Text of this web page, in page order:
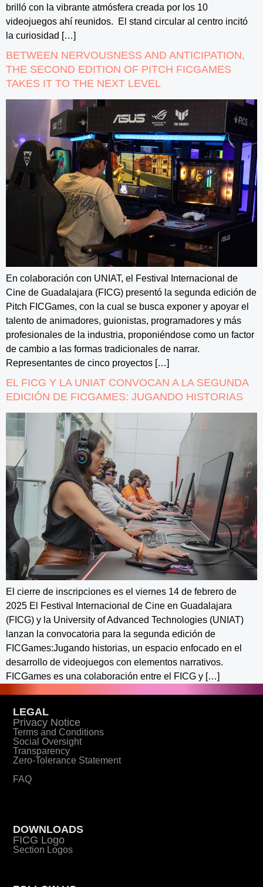
brilló con la vibrante atmósfera creada por los 10
videojuegos ahí reunidos. El stand circular al centro incitó
la curiosidad […]
BETWEEN NERVOUSNESS AND ANTICIPATION,
THE SECOND EDITION OF PITCH FICGAMES
TAKES IT TO THE NEXT LEVEL
En colaboración con UNIAT, el Festival Internacional de
Cine de Guadalajara (FICG) presentó la segunda edición de
Pitch FICGames, con la cual se busca exponer y apoyar el
talento de animadores, guionistas, programadores y más
profesionales de la industria, proponiéndose como un factor
de cambio a las formas tradicionales de narrar.
Representantes de cinco proyectos […]
EL FICG Y LA UNIAT CONVOCAN A LA SEGUNDA
EDICIÓN DE FICGAMES: JUGANDO HISTORIAS
El cierre de inscripciones es el viernes 14 de febrero de
2025 El Festival Internacional de Cine en Guadalajara
(FICG) y la University of Advanced Technologies (UNIAT)
lanzan la convocatoria para la segunda edición de
FICGames:Jugando historias, un espacio enfocado en el
desarrollo de videojuegos con elementos narrativos.
FICGames es una colaboración entre el FICG y […]
LEGAL
Privacy Notice
Terms and Conditions
Social Oversight
Transparency
Zero-Tolerance Statement
FAQ
DOWNLOADS
FICG Logo
Section Logos